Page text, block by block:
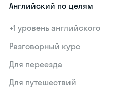
Английский по целям
+1 уровень английского
Разговорный курс
Для переезда
Для путешествий